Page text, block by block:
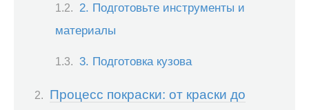
2. Подготовьте инструменты и
материалы
3. Подготовка кузова
Процесс покраски: от краски до